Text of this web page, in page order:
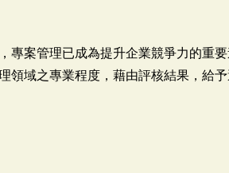
專案管理已成為提升企業競爭力的重
領域之專業程度，藉由評核結果，給